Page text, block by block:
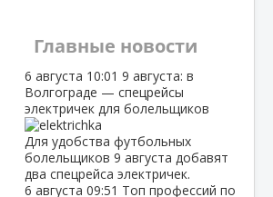
Главные новости
6 августа 10:01 9 августа: в
Волгограде — спецрейсы
электричек для болельщиков
Для удобства футбольных
болельщиков 9 августа добавят
два спецрейса электричек.
6 августа 09:51 Топ профессий по